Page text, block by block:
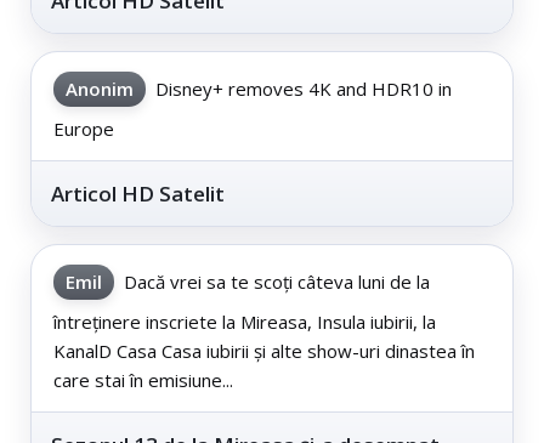
Anonim
Disney+ removes 4K and HDR10 in
Europe
Articol HD Satelit
Emil
Dacă vrei sa te scoți câteva luni de la
întreținere inscriete la Mireasa, Insula iubirii, la
KanalD Casa Casa iubirii și alte show-uri dinastea în
care stai în emisiune...